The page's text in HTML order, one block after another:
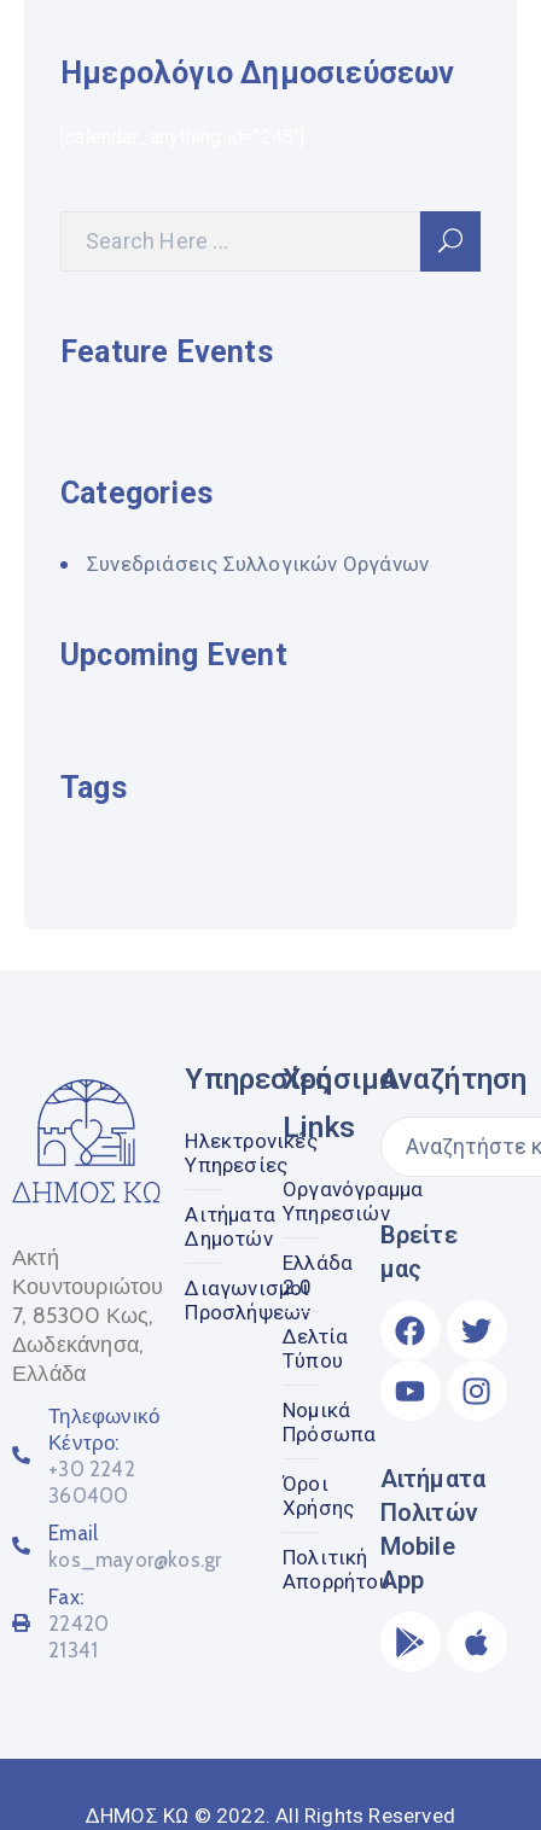
Ημερολόγιο Δημοσιεύσεων
Feature Events
Categories
Συνεδριάσεις Συλλογικών Οργάνων
Upcoming Event
Tags
Ακτή
Κουντουριώτου
7, 85300 Κως,
Δωδεκάνησα,
Ελλάδα
Τηλεφωνικό
Κέντρο:
+30 2242
360400
Email
kos_mayor@kos.gr
Fax:
22420
21341
Υπηρεσίες
Ηλεκτρονικές
Υπηρεσίες
Αιτήματα
Δημοτών
Διαγωνισμοί
Προσλήψεων
Χρήσιμα
Links
Οργανόγραμμα
Υπηρεσιών
Ελλάδα
2.0
Δελτία
Τύπου
Νομικά
Πρόσωπα
Όροι
Χρήσης
Πολιτική
Απορρήτου
Αναζήτηση
Βρείτε
μας
Αιτήματα
Πολιτών
Mobile
App
ΔΗΜΟΣ ΚΩ © 2022. All Rights Reserved